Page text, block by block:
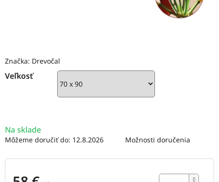
Veľkosť
Na sklade
Môžeme doručiť do: 12.8.2026 Možnosti doručenia
Značka: Drevočal